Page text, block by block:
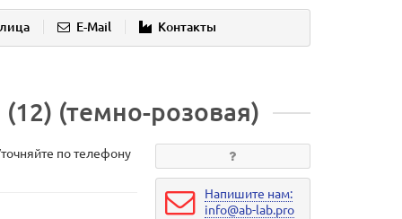
E-Mail Контакты
(темно-розовая)
по телефону
Напишите нам:
info@ab-lab.pro